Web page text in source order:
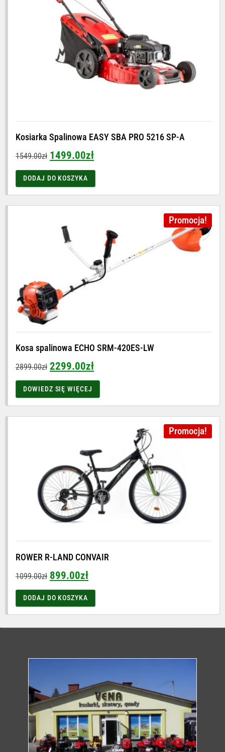
Kosiarka Spalinowa EASY SBA PRO 5216 SP-A
1549.00zł 1499.00zł
DODAJ DO KOSZYKA
Promocja!
Kosa spalinowa ECHO SRM-420ES-LW
2899.00zł 2299.00zł
DOWIEDZ SIĘ WIĘCEJ
Promocja!
ROWER R-LAND CONVAIR
1099.00zł 899.00zł
DODAJ DO KOSZYKA